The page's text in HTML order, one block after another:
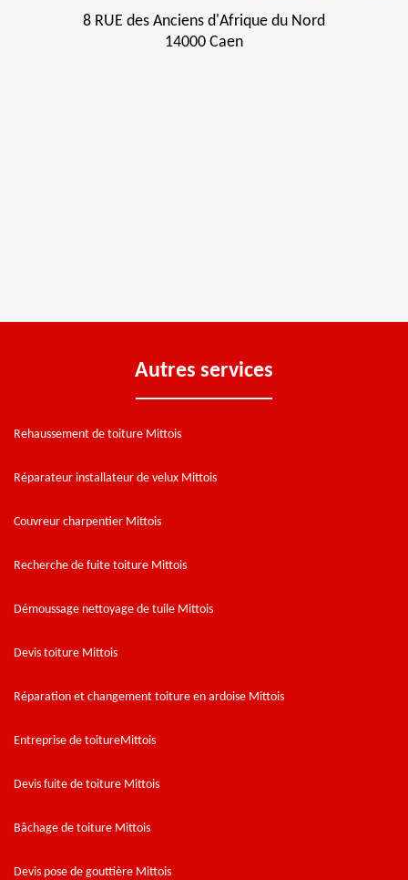
8 RUE des Anciens d'Afrique du Nord
14000 Caen
Autres services
Rehaussement de toiture Mittois
Réparateur installateur de velux Mittois
Couvreur charpentier Mittois
Recherche de fuite toiture Mittois
Démoussage nettoyage de tuile Mittois
Devis toiture Mittois
Réparation et changement toiture en ardoise Mittois
Entreprise de toitureMittois
Devis fuite de toiture Mittois
Bâchage de toiture Mittois
Devis pose de gouttière Mittois